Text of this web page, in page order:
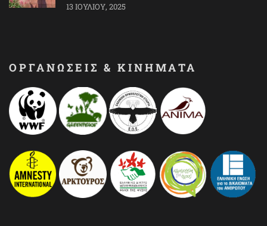
13 ΙΟΥΛΊΟΥ, 2025
ΟΡΓΑΝΩΣΕΙΣ & ΚΙΝΗΜΑΤΑ